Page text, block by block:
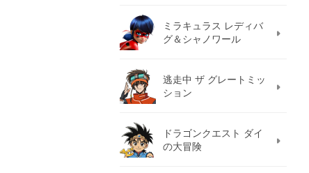
ミラキュラス レディバ
グ＆シャノワール
逃走中 ザ グレートミッ
ション
ドラゴンクエスト ダイ
の大冒険